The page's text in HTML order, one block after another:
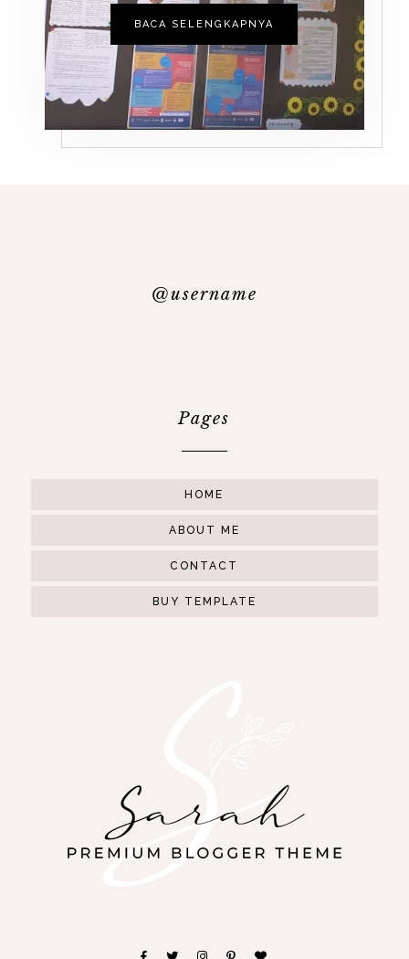
BACA SELENGKAPNYA
@username
Pages
HOME
ABOUT ME
CONTACT
BUY TEMPLATE